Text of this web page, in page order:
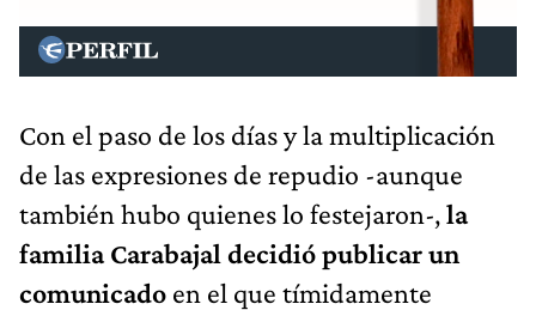
Con el paso de los días y la multiplicación
de las expresiones de repudio -aunque
también hubo quienes lo festejaron-,la
familia Carabajal decidió publicar un
comunicado en el que tímidamente